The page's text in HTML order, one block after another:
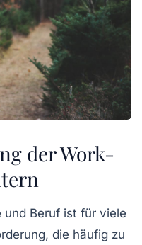
der Work-
und Beruf ist für viele
die häufig zu